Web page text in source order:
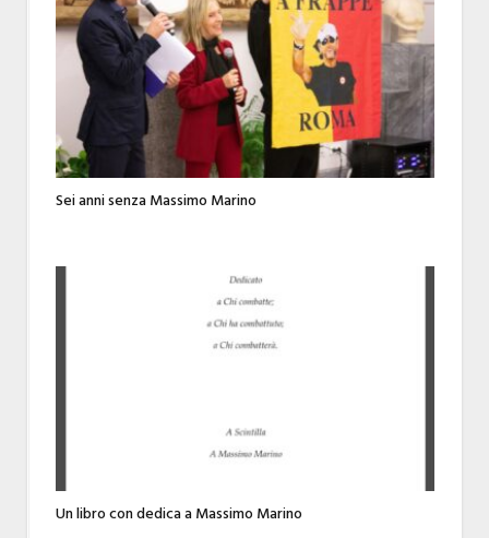
Sei anni senza Massimo Marino
Un libro con dedica a Massimo Marino